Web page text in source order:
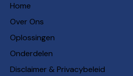
Home
Over Ons
Oplossingen
Onderdelen
Disclaimer & Privacybeleid